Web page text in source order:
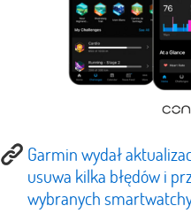
Garmin wydał
usuwa kilka błędów i
wybranych